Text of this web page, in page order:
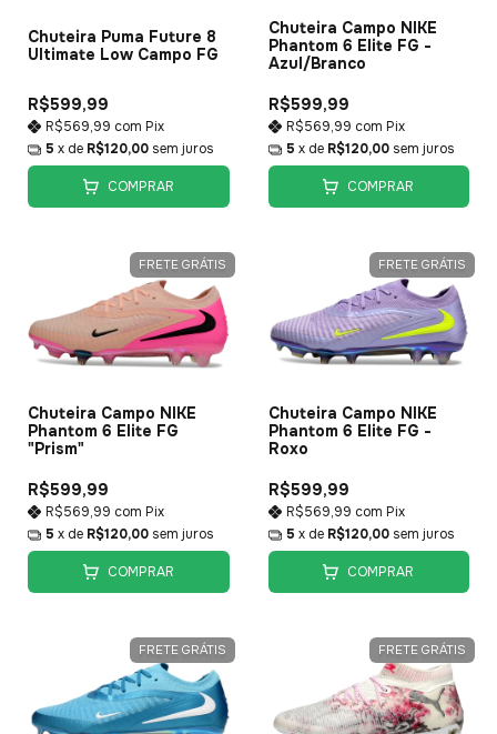
Chuteira Puma Future 8
Ultimate Low Campo FG
R$599,99
R$569,99 com Pix
5 x de R$120,00 sem juros
COMPRAR
Chuteira Campo NIKE
Phantom 6 Elite FG -
Azul/Branco
R$599,99
R$569,99 com Pix
5 x de R$120,00 sem juros
COMPRAR
FRETE GRÁTIS
Chuteira Campo NIKE
Phantom 6 Elite FG
"Prism"
R$599,99
R$569,99 com Pix
5 x de R$120,00 sem juros
COMPRAR
FRETE GRÁTIS
Chuteira Campo NIKE
Phantom 6 Elite FG -
Roxo
R$599,99
R$569,99 com Pix
5 x de R$120,00 sem juros
COMPRAR
FRETE GRÁTIS FRETE GRÁTIS